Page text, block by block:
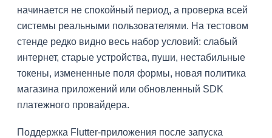
начинается не спокойный период, а проверка всей
системы реальными пользователями. На тестовом
стенде редко видно весь набор условий: слабый
интернет, старые устройства, пуши, нестабильные
токены, измененные поля формы, новая политика
магазина приложений или обновленный SDK
платежного провайдера.
Поддержка Flutter-приложения после запуска